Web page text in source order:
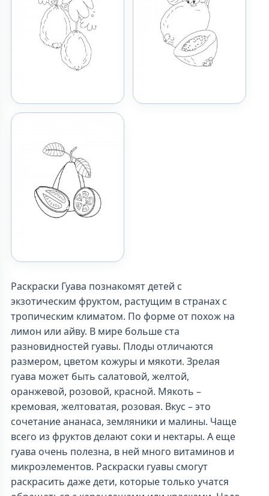
Раскраски Гуава познакомят детей с
экзотическим фруктом, растущим в странах с
тропическим климатом. По форме от похож на
лимон или айву. В мире больше ста
разновидностей гуавы. Плоды отличаются
размером, цветом кожуры и мякоти. Зрелая
гуава может быть салатовой, желтой,
оранжевой, розовой, красной. Мякоть –
кремовая, желтоватая, розовая. Вкус – это
сочетание ананаса, земляники и малины. Чаще
всего из фруктов делают соки и нектары. А еще
гуава очень полезна, в ней много витаминов и
микроэлементов. Раскраски гуавы смогут
раскрасить даже дети, которые только учатся